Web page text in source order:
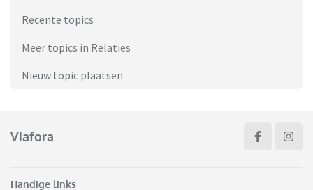
Recente topics
Meer topics in Relaties
Nieuw topic plaatsen
Viafora
Handige links